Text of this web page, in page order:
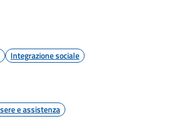
Integrazione sociale
e assistenza